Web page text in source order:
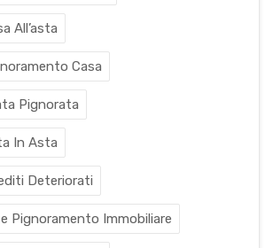
All’asta
Casa
Pignorata
In Asta
Deteriorati
Pignoramento Immobiliare